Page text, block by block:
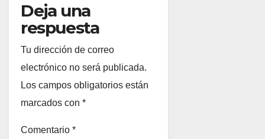
Deja una
respuesta
Tu dirección de correo
electrónico no será publicada.
Los campos obligatorios están
marcados con *
Comentario *